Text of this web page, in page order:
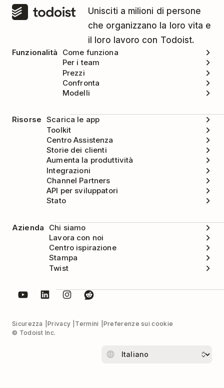
Unisciti a milioni di persone
che organizzano la loro vita e
il loro lavoro con Todoist.
Funzionalità
Come funziona
Per i team
Prezzi
Confronta
Modelli
Risorse Scarica le app
Toolkit
Centro Assistenza
Storie dei clienti
Aumenta la produttività
Integrazioni
Channel Partners
API per sviluppatori
Stato
Azienda
Chi siamo
Lavora con noi
Centro ispirazione
Stampa
Twist
Sicurezza Privacy Termini
Preferenze sui cookie
© Todoist Inc.